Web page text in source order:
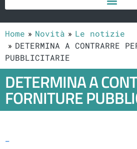
Home Novità
Le notizie
DETERMINA A CONTRARRE
PUBBLICITARIE
DETERMINA A
FORNITURE
–